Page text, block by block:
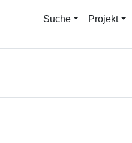
Suche Projekt